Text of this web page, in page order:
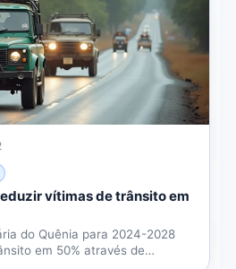
vítimas de trânsito em
do Quênia para 2024-2028
em 50% através de